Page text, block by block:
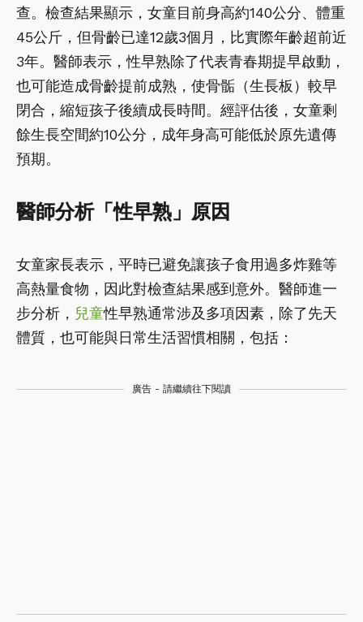
查。檢查結果顯示，女童目前身高約140公分、體重
45公斤，但骨齡已達12歲3個月，比實際年齡超前近
3年。醫師表示，性早熟除了代表青春期提早啟動，
也可能造成骨齡提前成熟，使骨骺（生長板）較早
閉合，縮短孩子後續成長時間。經評估後，女童剩
餘生長空間約10公分，成年身高可能低於原先遺傳
預期。
醫師分析「性早熟」原因
女童家長表示，平時已避免讓孩子食用過多炸雞等
高熱量食物，因此對檢查結果感到意外。醫師進一
步分析， 兒童性早熟通常涉及多項因素，除了先天
體質，也可能與日常生活習慣相關，包括：
廣告 - 請繼續往下閱讀